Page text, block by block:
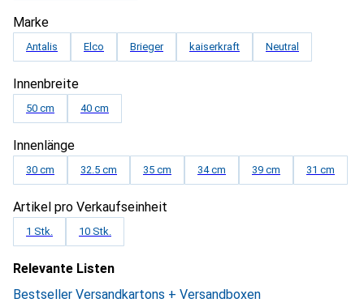
Marke
Antalis Elco Brieger kaiserkraft Neutral
Innenbreite
50 cm 40 cm
Innenlänge
30 cm 32.5 cm 35 cm 34 cm 39 cm 31 cm
Artikel pro Verkaufseinheit
1 Stk. 10 Stk.
Relevante Listen
Bestseller Versandkartons + Versandboxen